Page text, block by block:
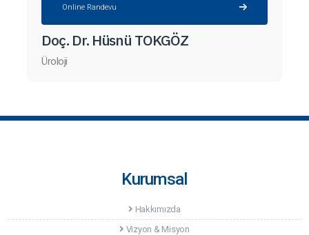
Online Randevu
Doç. Dr. Hüsnü TOKGÖZ
Üroloji
Kurumsal
Hakkımızda
Vizyon & Misyon